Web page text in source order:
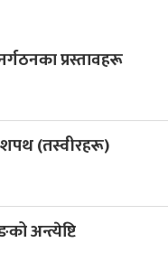
प्रस्तावहरू
शपथ (तस्वीरहरू)
अन्त्येष्टि